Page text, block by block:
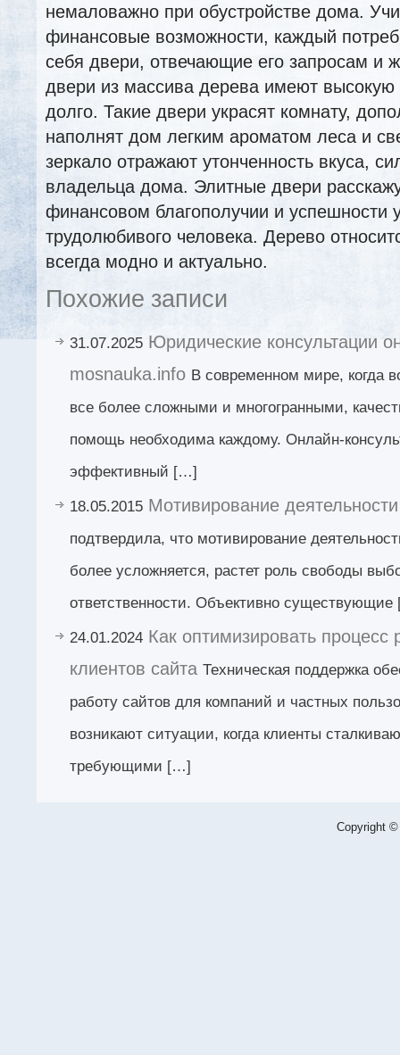
немаловажно при обустройстве дома.
финансовые возможности, каждый
себя двери, отвечающие его запросам и
двери из массива дерева имеют высокую
долго. Такие двери украсят комнату,
наполнят дом легким ароматом леса и
зеркало отражают утонченность вкуса,
владельца дома. Элитные двери
финансовом благополучии и успешности
трудолюбивого человека. Дерево
всегда модно и актуально.
Похожие записи
31.07.2025 Юридические консультации
mosnauka.info В современном мире, когда
все более сложными и многогранными,
помощь необходима каждому. Онлайн-
эффективный […]
18.05.2015 Мотивирование деятельности
подтвердила, что мотивирование
более усложняется, растет роль свободы
ответственности. Объективно
24.01.2024 Как оптимизировать
клиентов сайта Техническая поддержка
работу сайтов для компаний и частных
возникают ситуации, когда клиенты
требующими […]
Copyright ©